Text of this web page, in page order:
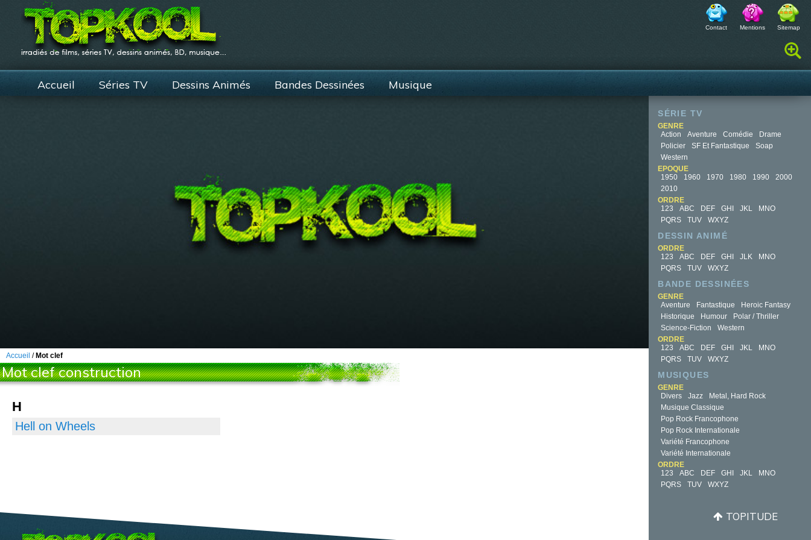
Contact Mentions Sitemap
Rechercher :
Accueil Séries TV Dessins Animés Bandes Dessinées Musique
SÉRIE TV
GENRE
Action
Aventure Comédie
Drame
Policier
SF Et Fantastique
Soap
Western
EPOQUE
1950
1960 1970 1980 1990
2000
2010
ORDRE
123
ABC DEF GHI JKL
MNO
PQRS
TUV WXYZ
DESSIN ANIMÉ
ORDRE
123
ABC DEF GHI JLK
MNO
PQRS
TUV WXYZ
BANDE DESSINÉES
GENRE
Aventure
Fantastique
Heroic Fantasy
Historique
Humour
Polar / Thriller
Science-Fiction
Western
ORDRE
123
ABC DEF GHI JKL
MNO
PQRS
TUV WXYZ
MUSIQUES
GENRE
Divers
Jazz
Metal, Hard Rock
Musique Classique
Pop Rock Francophone
Pop Rock Internationale
Variété Francophone
Variété Internationale
ORDRE
123
ABC DEF GHI JKL
MNO
PQRS
TUV WXYZ
Accueil / Mot clef
Mot clef construction
H
Hell on Wheels
TOPITUDE